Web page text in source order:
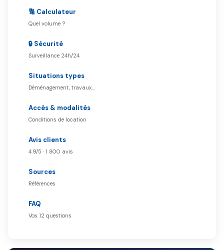
🔢 Calculateur
Quel volume ?
🔒 Sécurité
Surveillance 24h/24
Situations types
Déménagement, travaux…
Accès & modalités
Conditions de location
Avis clients
4.9/5 · 1 800 avis
Sources
Références
FAQ
Vos 12 questions